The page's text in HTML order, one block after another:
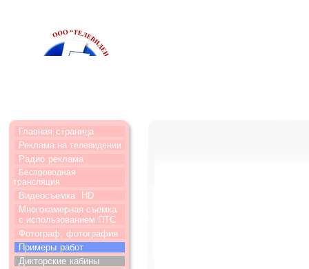
Главная страница
Реклама на телевидении
Радио реклама
Беспроводная
трансляция
Видеосъемка
HD
Многокамерная съемка
с использованием ПТС
Фотограф, фотография
Примеры работ
Дикторские кабины